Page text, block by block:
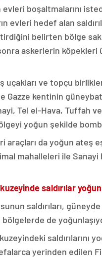
boşaltmalarını
evleri hedef alan
belirten bölge
askerlerin köpekleri
uçakları ve topçu
Gazze kentinin
Tel el-Hava, Tuffah
yoğun şekilde
araçları da yoğun ateş
mahalleleri ile
saldırılar
saldırıları, güneyde
de
saldırılarını
yerinden edilen